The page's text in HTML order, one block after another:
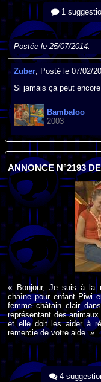
1
Postée le 25/07/2014.
Zuber , Posté le 07/02/
Si jamais ça peut
Bambaloo
2003
ANNONCE N°2193
« Bonjour, Je suis à la
chaîne pour enfant Piwi
femme châtain clair
représentant des
et elle doit les aider à
remercie de votre aide. »
4